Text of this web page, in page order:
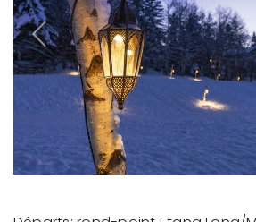
Previous